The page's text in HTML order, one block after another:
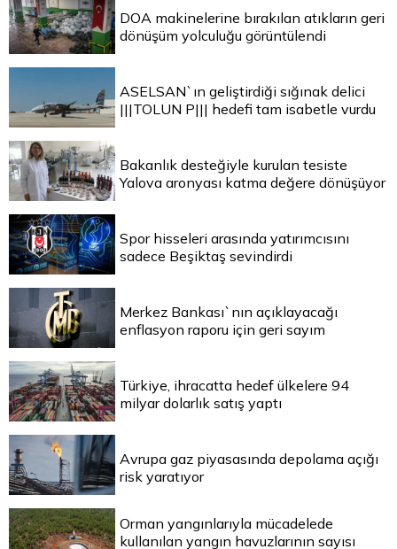
DOA makinelerine bırakılan atıkların geri
dönüşüm yolculuğu görüntülendi
ASELSAN`ın geliştirdiği sığınak delici
|||TOLUN P||| hedefi tam isabetle vurdu
Bakanlık desteğiyle kurulan tesiste
Yalova aronyası katma değere dönüşüyor
Spor hisseleri arasında yatırımcısını
sadece Beşiktaş sevindirdi
Merkez Bankası`nın açıklayacağı
enflasyon raporu için geri sayım
Türkiye, ihracatta hedef ülkelere 94
milyar dolarlık satış yaptı
Avrupa gaz piyasasında depolama açığı
risk yaratıyor
Orman yangınlarıyla mücadelede
kullanılan yangın havuzlarının sayısı